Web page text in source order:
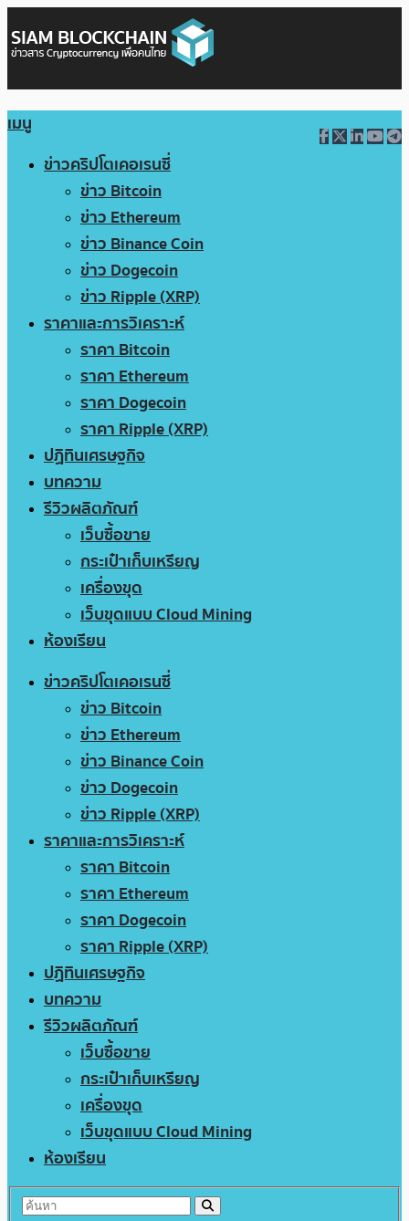
เมนู
ข่าวคริปโตเคอเรนซี่
ข่าว Bitcoin
ข่าว Ethereum
ข่าว Binance Coin
ข่าว Dogecoin
ข่าว Ripple (XRP)
ราคาและการวิเคราะห์
ราคา Bitcoin
ราคา Ethereum
ราคา Dogecoin
ราคา Ripple (XRP)
ปฏิทินเศรษฐกิจ
บทความ
รีวิวผลิตภัณฑ์
เว็บซื้อขาย
กระเป๋าเก็บเหรียญ
เครื่องขุด
เว็บขุดแบบ Cloud Mining
ห้องเรียน
ข่าวคริปโตเคอเรนซี่
ข่าว Bitcoin
ข่าว Ethereum
ข่าว Binance Coin
ข่าว Dogecoin
ข่าว Ripple (XRP)
ราคาและการวิเคราะห์
ราคา Bitcoin
ราคา Ethereum
ราคา Dogecoin
ราคา Ripple (XRP)
ปฏิทินเศรษฐกิจ
บทความ
รีวิวผลิตภัณฑ์
เว็บซื้อขาย
กระเป๋าเก็บเหรียญ
เครื่องขุด
เว็บขุดแบบ Cloud Mining
ห้องเรียน